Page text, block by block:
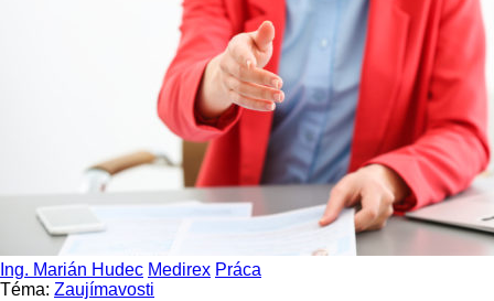
Ing. Marián Hudec Medirex Práca
Téma: Zaujímavosti